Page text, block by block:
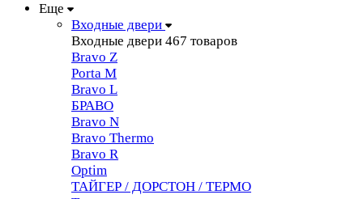
Еще
Входные двери
Входные двери 467 товаров
Bravo Z
Porta М
Bravo L
БРАВО
Bravo N
Bravo Thermo
Bravo R
Optim
ТАЙГЕР / ДОРСТОН / ТЕРМО